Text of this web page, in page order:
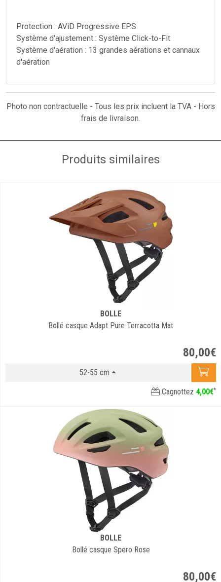
Protection : AViD Progressive EPS
Système d'ajustement : Système Click-to-Fit
Système d'aération : 13 grandes aérations et cannaux
d'aération
Photo non contractuelle - Tous les prix incluent la TVA - Hors
frais de livraison.
Produits similaires
BOLLE
Bollé casque Adapt Pure Terracotta Mat
80,00€
52-55 cm
Cagnottez 4,00€*
BOLLE
Bollé casque Spero Rose
80,00€